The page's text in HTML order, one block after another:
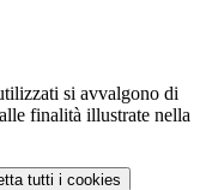
si avvalgono di
finalità illustrate nella
tutti i cookies